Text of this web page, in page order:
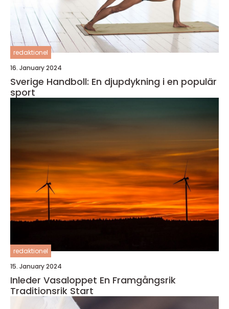
redaktionel
16. January 2024
Sverige Handboll: En djupdykning i en populär
sport
redaktionel
15. January 2024
Inleder Vasaloppet En Framgångsrik
Traditionsrik Start